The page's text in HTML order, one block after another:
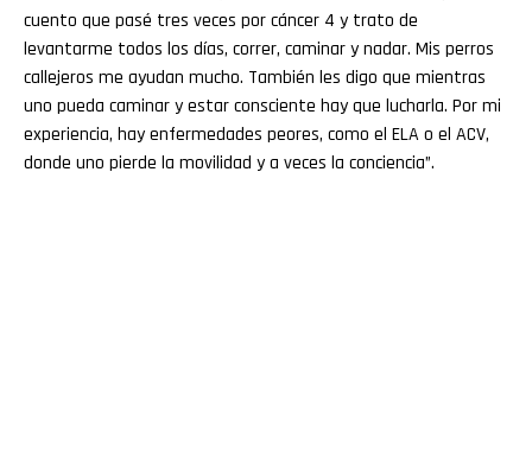
cuento que pasé tres veces por cáncer 4 y trato de
levantarme todos los días, correr, caminar y nadar. Mis perros
callejeros me ayudan mucho. También les digo que mientras
uno pueda caminar y estar consciente hay que lucharla. Por mi
experiencia, hay enfermedades peores, como el ELA o el ACV,
donde uno pierde la movilidad y a veces la conciencia”.